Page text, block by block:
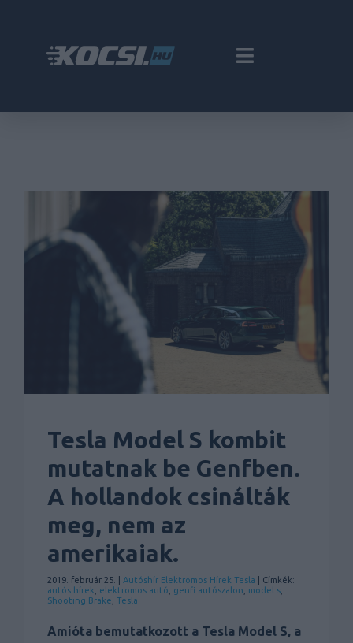
Tesla Model S kombit
mutatnak be Genfben.
A hollandok csinálták
meg, nem az
amerikaiak.
2019. február 25. | Autóshír Elektromos Hírek Tesla | Címkék:
autós hírek
elektromos autó genfi autószalon model s
Shooting Brake Tesla
Amióta bemutatkozott a Tesla Model S, a